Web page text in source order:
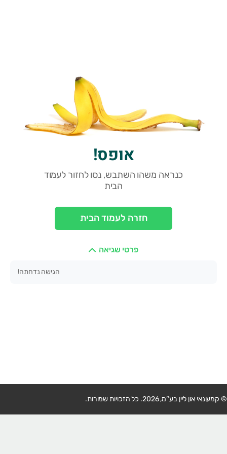
אופס!
כנראה משהו השתבש, נסו לחזור לעמוד
הבית
חזרה לעמוד הבית
פרטי שגיאה
הגישה נדחתה!
© קמעונאי און ליין בע’’מ, 2026. כל הזכויות שמורות.